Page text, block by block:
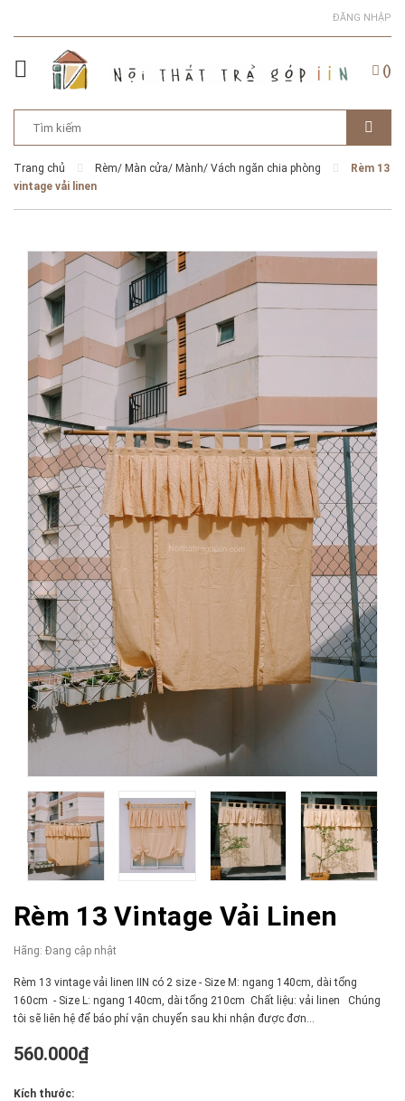
ĐĂNG NHẬP
()
Trang chủ Rèm/ Màn cửa/ Mành/ Vách ngăn chia phòng
Rèm 13
vintage vải linen
Rèm 13 Vintage Vải Linen
Hãng: Đang cập nhật
Rèm 13 vintage vải linen IIN có 2 size - Size M: ngang 140cm, dài tổng
160cm - Size L: ngang 140cm, dài tổng 210cm Chất liệu: vải linen Chúng
tôi sẽ liên hệ để báo phí vận chuyển sau khi nhận được đơn...
560.000₫
Kích thước: